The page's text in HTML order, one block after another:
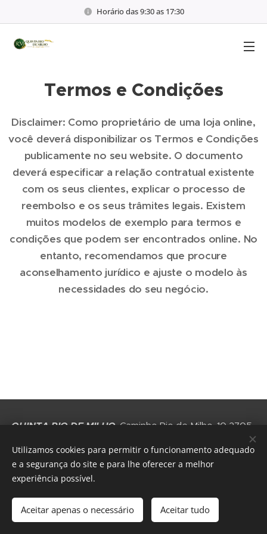
Horário das 9:30 as 17:30
Termos e Condições
Disclaimer: Como proprietário de uma loja online,
você deverá disponibilizar os Termos e Condições
publicamente no seu website. O documento
deverá especificar a relação contratual existente
com os seus clientes, explicar o processo de
reembolso e os seus trâmites legais. Existem
muitos modelos de exemplo para termos e
condições que podem ser encontrados online. No
entanto, recomendamos que procure
aconselhamento jurídico e ajuste o modelo às
necessidades do seu negócio.
QUINTA RIO DE MILHO , Caminho Rio de Milho, 10 2705-
Cookies
Português
English
Utilizamos cookies para permitir o funcionamento adequado
e a segurança do site e para lhe oferecer a melhor
experiência possível.
Aceitar apenas o necessário Aceitar tudo